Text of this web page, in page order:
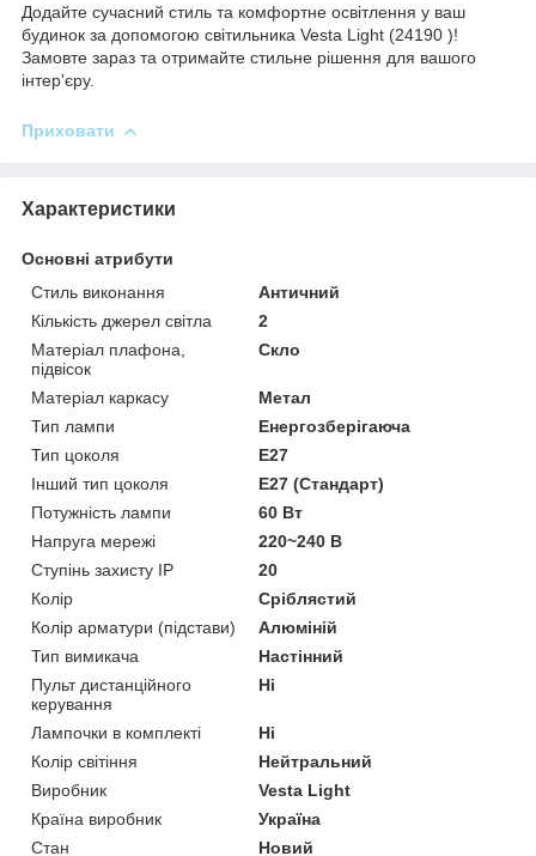
Додайте сучасний стиль та комфортне освітлення у ваш
будинок за допомогою світильника Vesta Light (24190 )!
Замовте зараз та отримайте стильне рішення для вашого
інтер'єру.
Приховати
Характеристики
Основні атрибути
Стиль виконання
Античний
Кількість джерел світла
2
Матеріал плафона,
підвісок
Скло
Матеріал каркасу
Метал
Тип лампи
Енергозберігаюча
Тип цоколя
E27
Інший тип цоколя
E27 (Стандарт)
Потужність лампи
60 Вт
Напруга мережі
220~240 В
Ступінь захисту IP
20
Колір
Сріблястий
Колір арматури (підстави)
Алюміній
Тип вимикача
Настінний
Пульт дистанційного
керування
Ні
Лампочки в комплекті
Ні
Колір світіння
Нейтральний
Виробник
Vesta Light
Країна виробник
Україна
Стан
Новий